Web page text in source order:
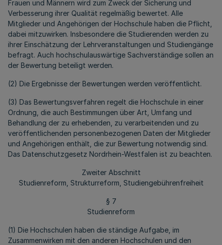
Frauen und Männern wird zum Zweck der Sicherung und
Verbesserung ihrer Qualität regelmäßig bewertet. Alle
Mitglieder und Angehörigen der Hochschule haben die Pflicht,
dabei mitzuwirken. Insbesondere die Studierenden werden zu
ihrer Einschätzung der Lehrveranstaltungen und Studiengänge
befragt. Auch hochschulauswärtige Sachverständige sollen an
der Bewertung beteiligt werden.
(2) Die Ergebnisse der Bewertungen werden veröffentlicht.
(3) Das Bewertungsverfahren regelt die Hochschule in einer
Ordnung, die auch Bestimmungen über Art, Umfang und
Behandlung der zu erhebenden, zu verarbeitenden und zu
veröffentlichenden personenbezogenen Daten der Mitglieder
und Angehörigen enthält, die zur Bewertung notwendig sind.
Das Datenschutzgesetz Nordrhein-Westfalen ist zu beachten.
Zweiter Abschnitt
Studienreform, Strukturreform, Studiengebührenfreiheit
§ 7
Studienreform
(1) Die Hochschulen haben die ständige Aufgabe, im
Zusammenwirken mit den anderen Hochschulen und den